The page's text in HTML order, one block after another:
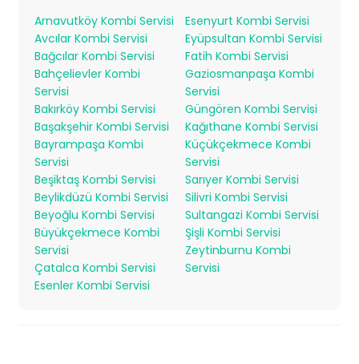
Arnavutköy Kombi Servisi
Avcılar Kombi Servisi
Bağcılar Kombi Servisi
Bahçelievler Kombi
Servisi
Bakırköy Kombi Servisi
Başakşehir Kombi Servisi
Bayrampaşa Kombi
Servisi
Beşiktaş Kombi Servisi
Beylikdüzü Kombi Servisi
Beyoğlu Kombi Servisi
Büyükçekmece Kombi
Servisi
Çatalca Kombi Servisi
Esenler Kombi Servisi
Esenyurt Kombi Servisi
Eyüpsultan Kombi Servisi
Fatih Kombi Servisi
Gaziosmanpaşa Kombi
Servisi
Güngören Kombi Servisi
Kağıthane Kombi Servisi
Küçükçekmece Kombi
Servisi
Sarıyer Kombi Servisi
Silivri Kombi Servisi
Sultangazi Kombi Servisi
Şişli Kombi Servisi
Zeytinburnu Kombi
Servisi